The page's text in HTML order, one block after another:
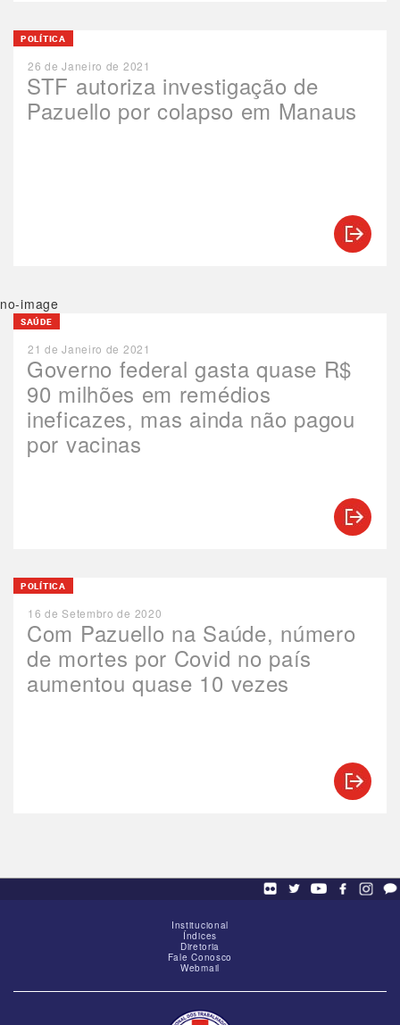
STF autoriza investigação de
Pazuello por colapso em Manaus
POLÍTICA
26 de Janeiro de 2021
no-image
Governo federal gasta quase R$
90 milhões em remédios
ineficazes, mas ainda não pagou
por vacinas
SAÚDE
21 de Janeiro de 2021
Com Pazuello na Saúde, número
de mortes por Covid no país
aumentou quase 10 vezes
POLÍTICA
16 de Setembro de 2020
Institucional
Índices
Diretoria
Fale Conosco
Webmail